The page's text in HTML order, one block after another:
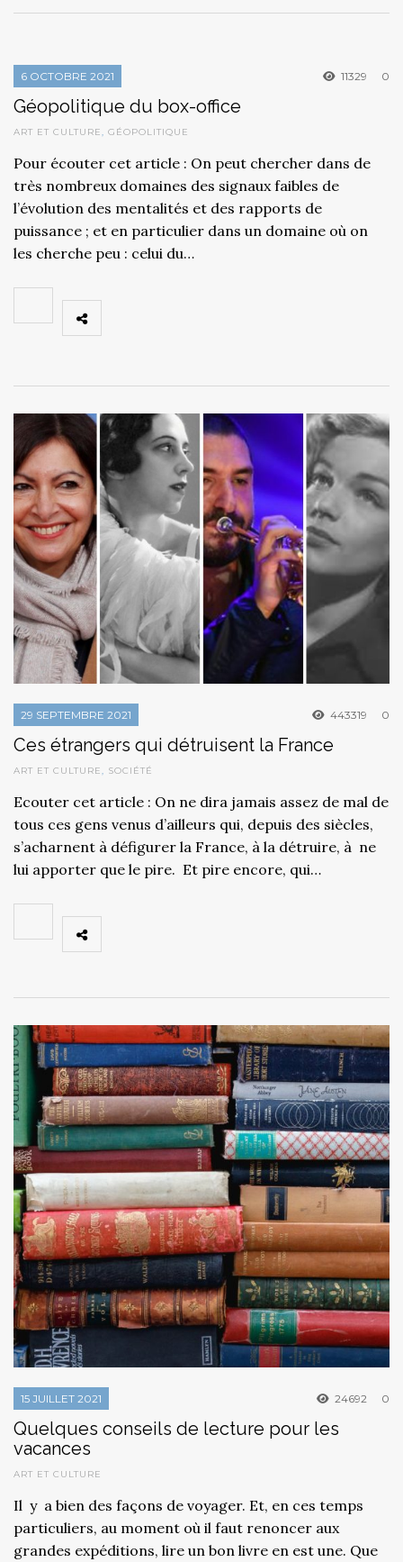
6 OCTOBRE 2021 11329 0
Géopolitique du box-office
ART ET CULTURE, GÉOPOLITIQUE
Pour écouter cet article : On peut chercher dans de
très nombreux domaines des signaux faibles de
l’évolution des mentalités et des rapports de
puissance ; et en particulier dans un domaine où on
les cherche peu : celui du…
29 SEPTEMBRE 2021 443319 0
Ces étrangers qui détruisent la France
ART ET CULTURE, SOCIÉTÉ
Ecouter cet article : On ne dira jamais assez de mal de
tous ces gens venus d’ailleurs qui, depuis des siècles,
s’acharnent à défigurer la France, à la détruire, à ne
lui apporter que le pire. Et pire encore, qui…
15 JUILLET 2021 24692 0
Quelques conseils de lecture pour les
vacances
ART ET CULTURE
Il y a bien des façons de voyager. Et, en ces temps
particuliers, au moment où il faut renoncer aux
grandes expéditions, lire un bon livre en est une. Que